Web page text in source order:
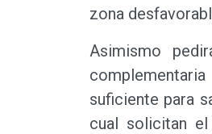
zona
Asimismo
suficiente para
cual solicitan